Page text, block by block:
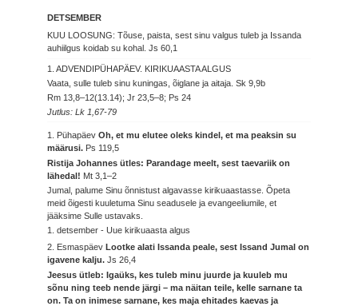
DETSEMBER
KUU LOOSUNG: Tõuse, paista, sest sinu valgus tuleb ja Issanda
auhiilgus koidab su kohal.Js 60,1
1. ADVENDIPÜHAPÄEV. KIRIKUAASTA ALGUS
Vaata, sulle tuleb sinu kuningas, õiglane ja aitaja.Sk 9,9b
Rm 13,8–12(13.14); Jr 23,5–8; Ps 24
Jutlus: Lk 1,67-79
1. PühapäevOh, et mu elutee oleks kindel, et ma peaksin su
määrusi. Ps 119,5
Ristija Johannes ütles: Parandage meelt, sest taevariik on
lähedal! Mt 3,1–2
Jumal, palume Sinu õnnistust algavasse kirikuaastasse. Õpeta
meid õigesti kuuletuma Sinu seadusele ja evangeeliumile, et
jääksime Sulle ustavaks.
1. detsember - Uue kirikuaasta algus
2. Esmaspäev Lootke alati Issanda peale, sest Issand Jumal on
igavene kalju.Js 26,4
Jeesus ütleb: Igaüks, kes tuleb minu juurde ja kuuleb mu
sõnu ning teeb nende järgi – ma näitan teile, kelle sarnane ta
on. Ta on inimese sarnane, kes maja ehitades kaevas ja